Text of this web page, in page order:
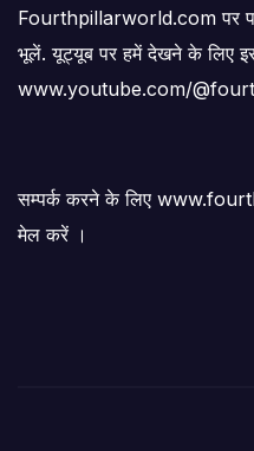
Fourthpillarworld.com पर
भूलें. यूट्यूब पर हमें देखने के लिए
www.youtube.com/
सम्पर्क करने के लिए
मेल करें ।